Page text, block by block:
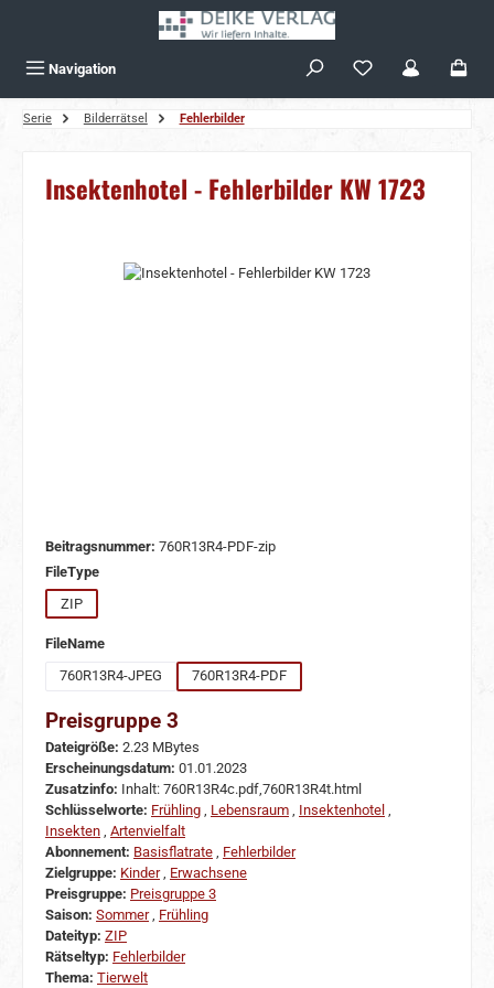
Navigation
Serie Bilderrätsel Fehlerbilder
Insektenhotel - Fehlerbilder KW 1723
Bildergalerie überspringen
Beitragsnummer: 760R13R4-PDF-zip
FileTypeauswählen
ZIP
FileNameauswählen
760R13R4-JPEG
760R13R4-PDF
Preisgruppe 3
Dateigröße: 2.23 MBytes
Erscheinungsdatum: 01.01.2023
Zusatzinfo: Inhalt: 760R13R4c.pdf,760R13R4t.html
Schlüsselworte: Frühling Lebensraum Insektenhotel
Insekten Artenvielfalt
Abonnement: Basisflatrate
Fehlerbilder
Zielgruppe: Kinder, Erwachsene
Preisgruppe: Preisgruppe 3
Saison: Sommer, Frühling
Dateityp: ZIP
Rätseltyp: Fehlerbilder
Thema: Tierwelt